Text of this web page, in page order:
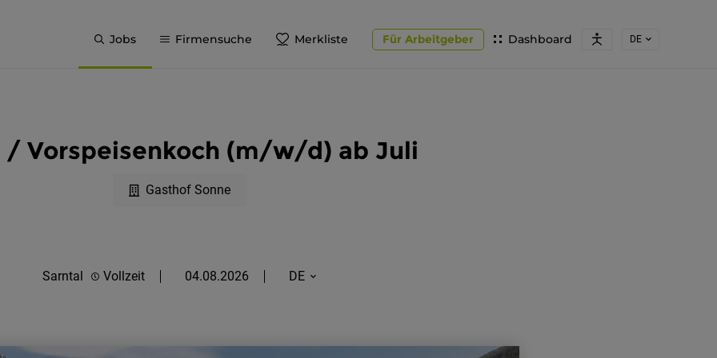
Jobs Firmensuche Merkliste Dashboard
Für Arbeitgeber DE
/ Vorspeisenkoch (m/w/d) ab Juli
Gasthof Sonne
Sarntal Vollzeit 04.08.2026 DE